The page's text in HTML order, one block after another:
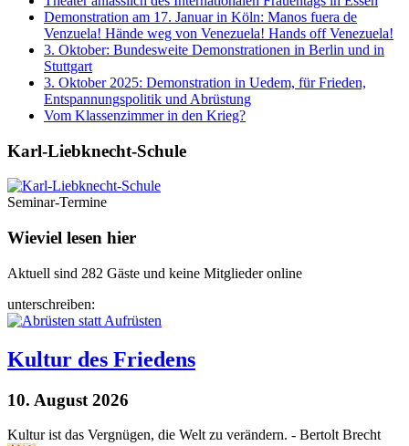
Demonstration am 17. Januar in Köln: Manos fuera de
Venzuela! Hände weg von Venezuela! Hands off Venezuela!
3. Oktober: Bundesweite Demonstrationen in Berlin und in
Stuttgart
3. Oktober 2025: Demonstration in Uedem, für Frieden,
Entspannungspolitik und Abrüstung
Vom Klassenzimmer in den Krieg?
Karl-Liebknecht-­Schule
Seminar-Termine
Wieviel lesen hier
Aktuell sind 282 Gäste und keine Mitglieder online
unterschreiben:
Kultur des Friedens
10. August 2026
Kultur ist das Vergnügen, die Welt zu verändern. - Bertolt Brecht